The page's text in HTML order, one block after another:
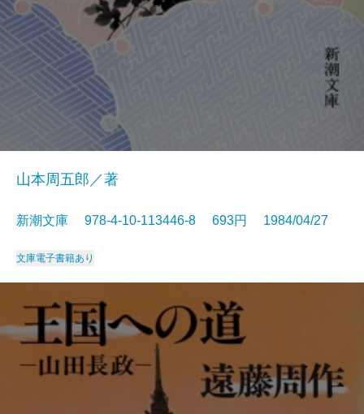
山本周五郎／著
新潮文庫 978-4-10-113446-8 693円 1984/04/27
文庫電子書籍あり